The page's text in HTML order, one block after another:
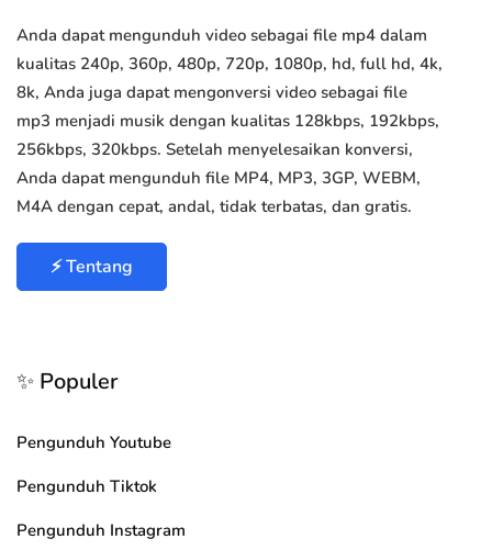
Anda dapat mengunduh video sebagai file mp4 dalam
kualitas 240p, 360p, 480p, 720p, 1080p, hd, full hd, 4k,
8k, Anda juga dapat mengonversi video sebagai file
mp3 menjadi musik dengan kualitas 128kbps, 192kbps,
256kbps, 320kbps. Setelah menyelesaikan konversi,
Anda dapat mengunduh file MP4, MP3, 3GP, WEBM,
M4A dengan cepat, andal, tidak terbatas, dan gratis.
⚡ Tentang
✨ Populer
Pengunduh Youtube
Pengunduh Tiktok
Pengunduh Instagram